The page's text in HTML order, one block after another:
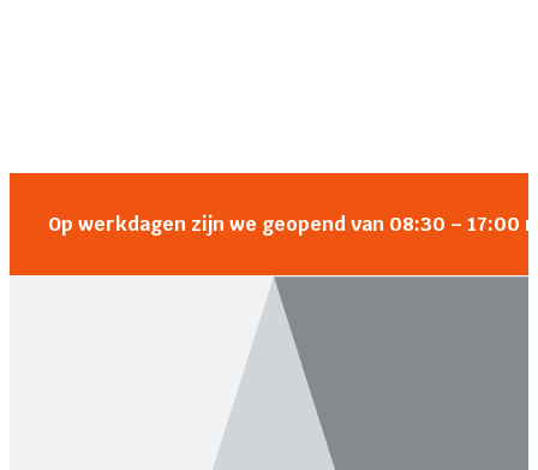
Op werkdagen zijn we geopend van 08:30 –